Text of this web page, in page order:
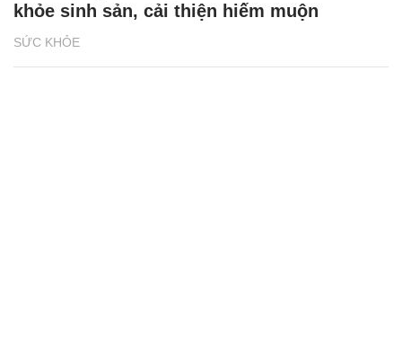
SỨC KHỎE
khỏe sinh sản, cải thiện hiếm muộn